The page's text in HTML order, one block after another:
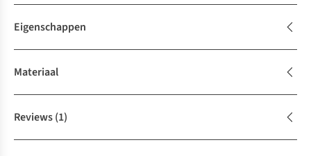
Eigenschappen
Materiaal
Reviews(1)